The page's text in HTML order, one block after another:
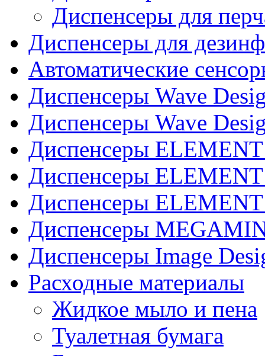
Диспенсеры для
Диспенсеры для
Автоматические
Диспенсеры Wave
Диспенсеры Wave
Диспенсеры
Диспенсеры
Диспенсеры
Диспенсеры
Диспенсеры Image
Расходные материалы
Жидкое мыло и пена
Туалетная бумага